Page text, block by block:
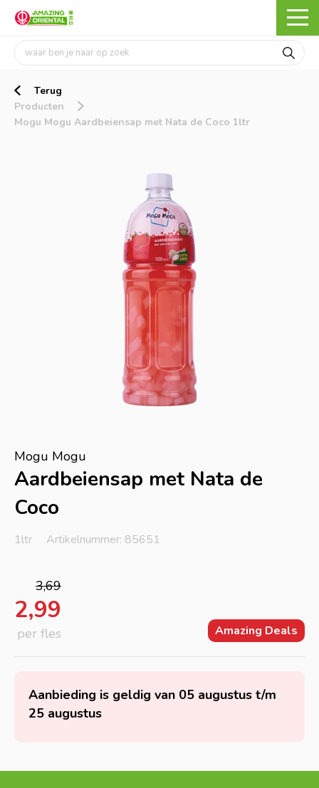
Terug
Producten
Mogu Mogu Aardbeiensap met Nata de Coco 1ltr
Mogu Mogu
Aardbeiensap met Nata de
Coco
1ltr Artikelnummer: 85651
3,69
2,99
per fles Amazing Deals
Aanbieding is geldig van 05 augustus t/m
25 augustus